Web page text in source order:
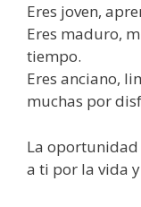
Eres joven,
Eres maduro,
tiempo.
Eres anciano,
muchas por
La
a ti por la vida